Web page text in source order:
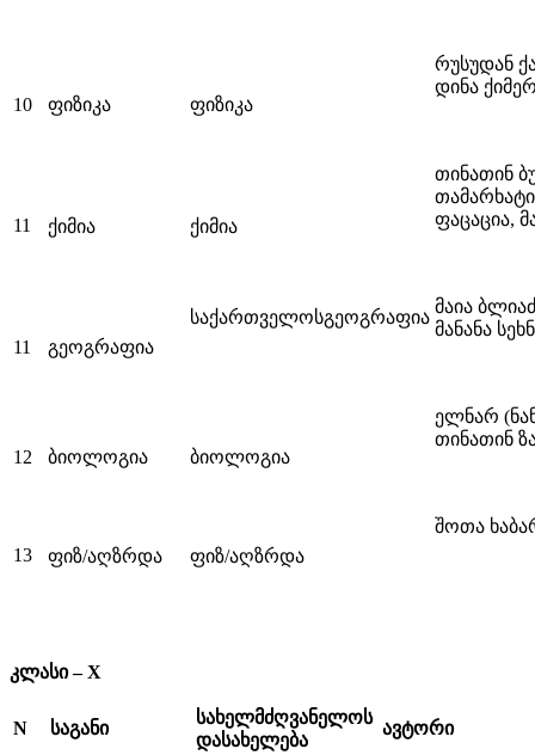
10 ფიზიკა ფიზიკა
რუსუდან
დინა
11 ქიმია ქიმია
თინათინ
ფაცაცია,
11 გეოგრაფია
საქართველოსგეოგრაფია
მაია
მანანა
12 ბიოლოგია ბიოლოგია
ელნარ
თინათინ
13 ფიზ/აღზრდა ფიზ/აღზრდა
შოთა
კლასი – X
N საგანი
სახელმძღვანელოს
დასახელება
ავტორი